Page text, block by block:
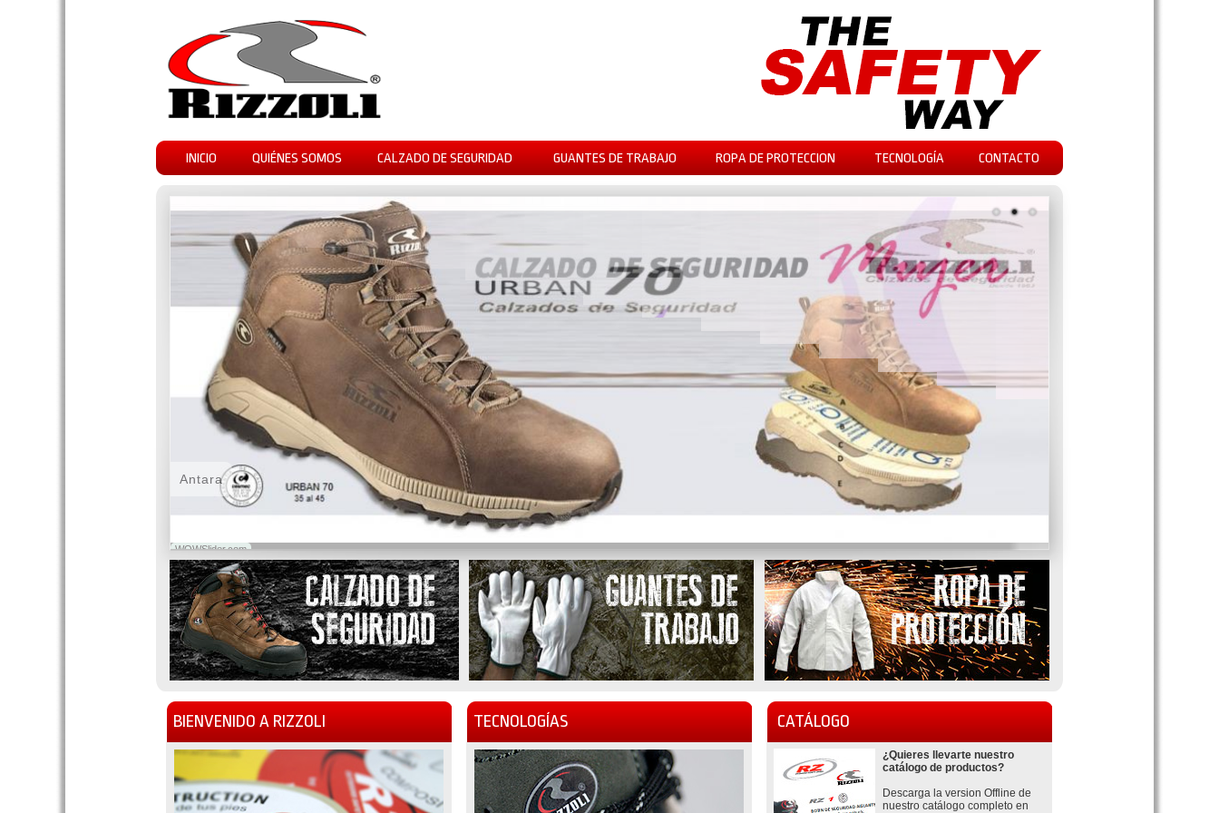
INICIO QUIÉNES SOMOS CALZADO DE SEGURIDAD GUANTES DE TRABAJO ROPA DE PROTECCION TECNOLOGÍA CONTACTO
WOWSlider.com
Antara
BIENVENIDO A RIZZOLI TECNOLOGÍAS CATÁLOGO
¿Quieres llevarte nuestro
catálogo de productos?
Descarga la version Offline de
nuestro catálogo completo en